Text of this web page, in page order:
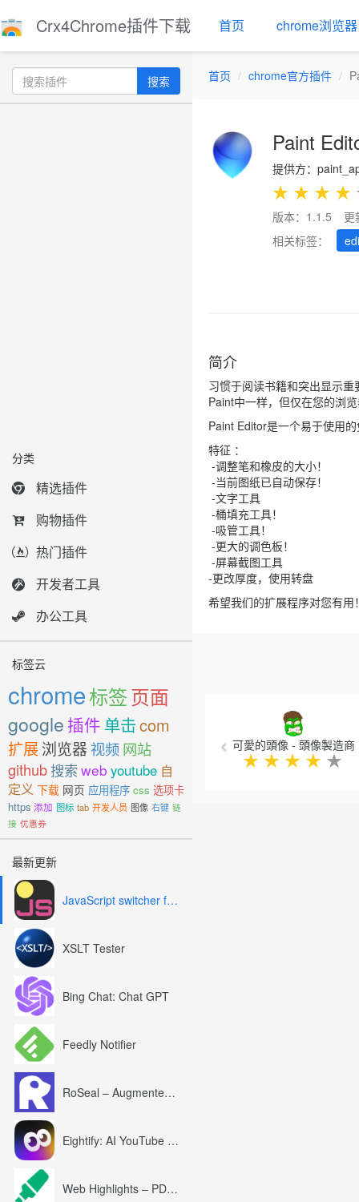
Crx4Chrome插件下载 首页 chrome浏览器
搜索
分类
精选插件
购物插件
热门插件
开发者工具
办公工具
标签云
chrome标签页面
google 插件 单击com
扩展浏览器 视频网站
github搜索web youtube 自
定义 下载 网页 应用程序 css 选项卡
https 添加 图标 tab 开发人员 图像 右键 链
接 优惠券
最新更新
JavaScript switcher for SEO and development
XSLT Tester
Bing Chat: Chat GPT
Feedly Notifier
RoSeal – Augmented Roblox Experience
Eightify: AI YouTube Summary with ChatGPT
Web Highlights – PDF & Web Highlighter
首页 chrome官方插件
Paint
提供方：
★ ★ ★ ★
版本：1.1.5
更
相关标签：
简介
习惯于阅读书籍和突出显示
Paint中一样，但仅在您的浏
Paint Editor是一个易于使用
特征 ：
-调整笔和橡皮的大小！
-当前图纸已自动保存！
-文字工具
-桶填充工具！
-吸管工具！
-更大的调色板！
-屏幕截图工具
-更改厚度，使用转盘
希望我们的扩展程序对您有
可愛的頭像 - 頭像製造商
★ ★ ★ ★ ★